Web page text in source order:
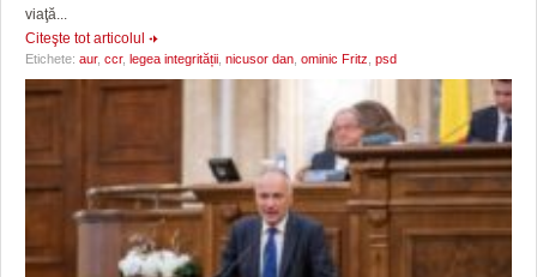
viaţă...
Citeşte tot articolul
Etichete: aur, ccr, legea integrității nicusor dan ominic Fritz psd